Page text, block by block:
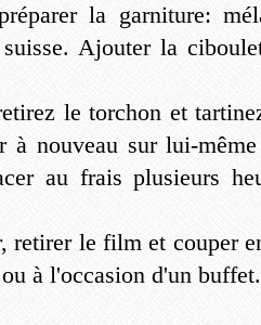
la garniture:
Ajouter la
le torchon et
à nouveau sur lui-
au frais plusieurs
retirer le film et couper
à l'occasion d'un buffet.